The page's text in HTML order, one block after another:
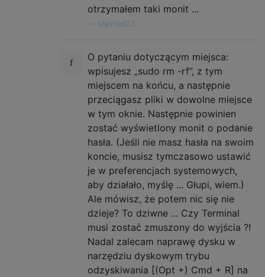
otrzymałem taki monit ...
Manfred33
O pytaniu dotyczącym miejsca:
wpisujesz „sudo rm -rf”, z tym
miejscem na końcu, a następnie
przeciągasz pliki w dowolne miejsce
w tym oknie. Następnie powinien
zostać wyświetlony monit o podanie
hasła. (Jeśli nie masz hasła na swoim
koncie, musisz tymczasowo ustawić
je w preferencjach systemowych,
aby działało, myślę ... Głupi, wiem.)
Ale mówisz, że potem nic się nie
dzieje? To dziwne ... Czy Terminal
musi zostać zmuszony do wyjścia ?!
Nadal zalecam naprawę dysku w
narzędziu dyskowym trybu
odzyskiwania [(Opt +) Cmd + R] na